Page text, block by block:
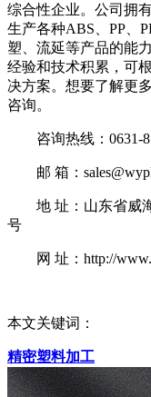
综合性企业。公司拥
生产各种ABS、PP、
塑、流延等产品的能
经验和技术积累，可
决方案。想要了解更
咨询。
咨询热线：0631-
邮 箱：
地 址：山东省威海
号
网 址：http://
本文关键词：
精密塑料加工